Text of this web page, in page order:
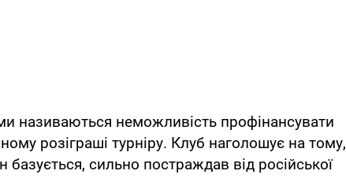
називаються неможливість профінансувати
розіграші турніру. Клуб наголошує на тому,
базується, сильно постраждав від російської